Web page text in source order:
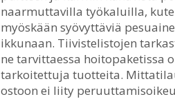
naarmuttavilla työkaluilla,
myöskään syövyttäviä
ikkunaan. Tiivistelistojen
ne tarvittaessa hoitopaketissa
tarkoitettuja tuotteita.
ostoon ei liity